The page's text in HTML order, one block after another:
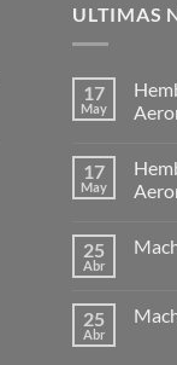
ULTIMAS
17
May
17
May
25
Abr
25
Abr